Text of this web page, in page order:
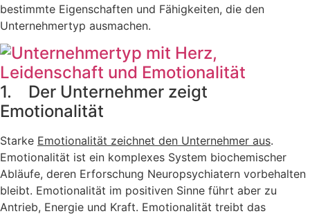
bestimmte Eigenschaften und Fähigkeiten, die den
Unternehmertyp ausmachen.
1. Der Unternehmer zeigt
Emotionalität
Starke Emotionalität zeichnet den Unternehmer aus.
Emotionalität ist ein komplexes System biochemischer
Abläufe, deren Erforschung Neuropsychiatern vorbehalten
bleibt. Emotionalität im positiven Sinne führt aber zu
Antrieb, Energie und Kraft. Emotionalität treibt das